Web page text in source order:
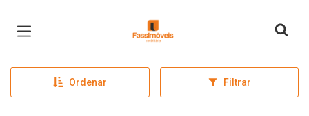
Página inicial
Ordenar Filtrar